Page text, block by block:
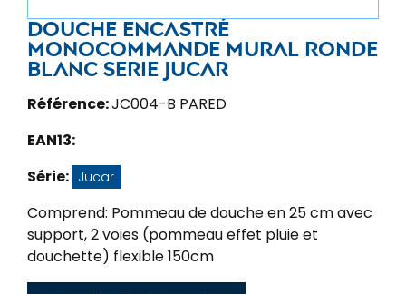
Douche encastré
monocommande mural ronde
blanc serie Jucar
Référence:JC004-B PARED
EAN13:
Série: Jucar
Comprend: Pommeau de douche en 25 cm avec
support, 2 voies (pommeau effet pluie et
douchette) flexible 150cm